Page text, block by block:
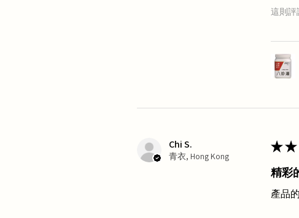
這則評
Chi S.
青衣, Hong Kong
★★
精彩
產品